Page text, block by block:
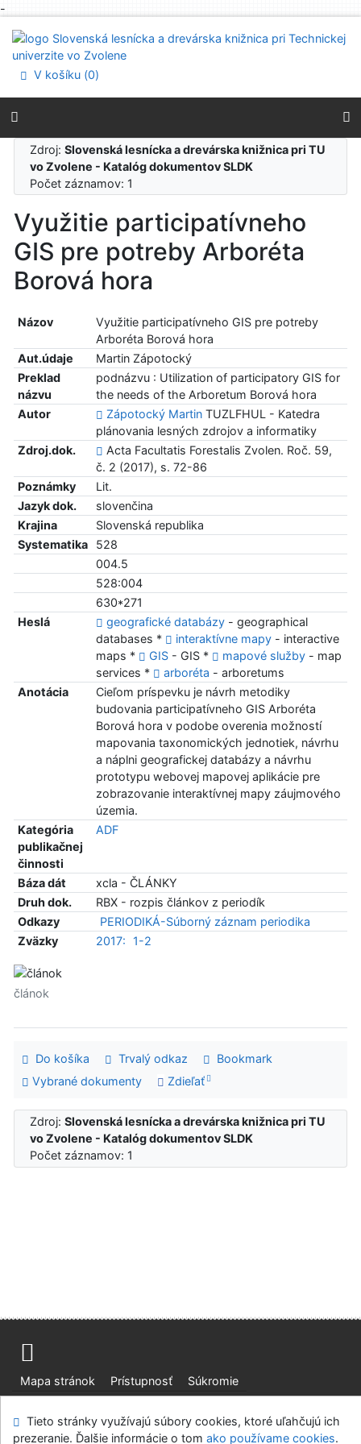
-
Prejsť na menu
Prehlásenie o webovej prístupnosti
V košíku (0)
Zdroj:Slovenská lesnícka a drevárska knižnica pri TU
vo Zvolene - Katalóg dokumentov SLDK
Počet záznamov: 1
Využitie participatívneho
GIS pre potreby Arboréta
Borová hora
Názov
Využitie participatívneho GIS pre potreby
Arboréta Borová hora
Aut.údaje
Martin Zápotocký
Preklad
názvu
podnázvu : Utilization of participatory GIS for
the needs of the Arboretum Borová hora
Autor
Zápotocký MartinTUZLFHUL - Katedra
plánovania lesných zdrojov a informatiky
Zdroj.dok.
Acta Facultatis Forestalis Zvolen. Roč. 59,
č. 2 (2017), s. 72-86
Poznámky
Lit.
Jazyk dok.
slovenčina
Krajina
Slovenská republika
Systematika
528
004.5
528:004
630*271
Heslá
geografické databázy- geographical
databases *
interaktívne mapy- interactive
maps *
GIS- GIS * mapové služby- map
services *
arboréta - arboretums
Anotácia
Cieľom príspevku je návrh metodiky
budovania participatívneho GIS Arboréta
Borová hora v podobe overenia možností
mapovania taxonomických jednotiek, návrhu
a náplni geografickej databázy a návrhu
prototypu webovej mapovej aplikácie pre
zobrazovanie interaktívnej mapy záujmového
územia.
Kategória
publikačnej
činnosti
ADF
Báza dát
xcla - ČLÁNKY
Druh dok.
RBX - rozpis článkov z periodík
Odkazy
PERIODIKÁ-Súborný záznam periodika
Zväzky
2017: 1-2
článok
Do košíka Trvalý odkaz
Bookmark
Vybrané dokumenty
Zdieľať
Zdroj:Slovenská lesnícka a drevárska knižnica pri TU
vo Zvolene - Katalóg dokumentov SLDK
Počet záznamov: 1
Mapa stránok Prístupnosť
Súkromie
Tieto stránky využívajú súbory cookies, ktoré uľahčujú ich
prezeranie. Ďalšie informácie o tom ako používame cookies.